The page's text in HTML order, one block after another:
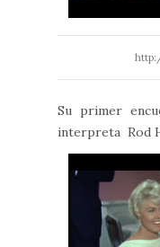
Su primer
interpreta Rod